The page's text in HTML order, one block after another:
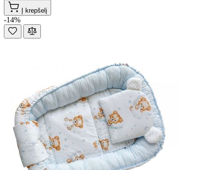
Į krepšelį
-14%